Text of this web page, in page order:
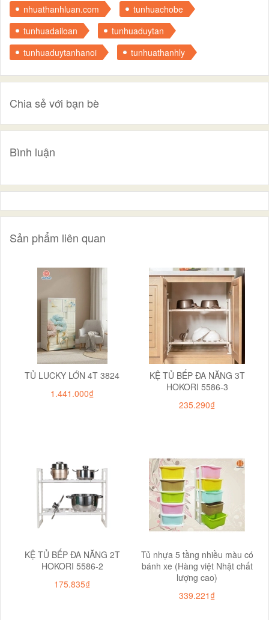
nhuathanhluan.com
tunhuachobe
tunhuadailoan
tunhuaduytan
tunhuaduytanhanoi
tunhuathanhly
Chia sẻ với bạn bè
Bình luận
Sản phẩm liên quan
TỦ LUCKY LỚN 4T 3824
1.441.000₫
KỆ TỦ BẾP ĐA NĂNG 3T
HOKORI 5586-3
235.290₫
KỆ TỦ BẾP ĐA NĂNG 2T
HOKORI 5586-2
175.835₫
Tủ nhựa 5 tầng nhiều màu có
bánh xe (Hàng việt Nhật chất
lượng cao)
339.221₫